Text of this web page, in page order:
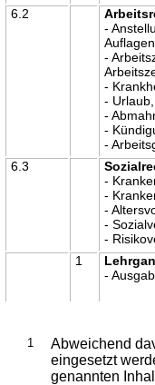
6.2
-
-
-
-
-
-
-
6.3
-
-
-
-
-
1
-
1
Abweichend
eingesetzt
genannten